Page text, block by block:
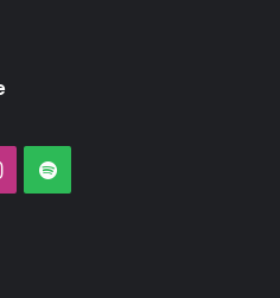
Instagram
Spotify